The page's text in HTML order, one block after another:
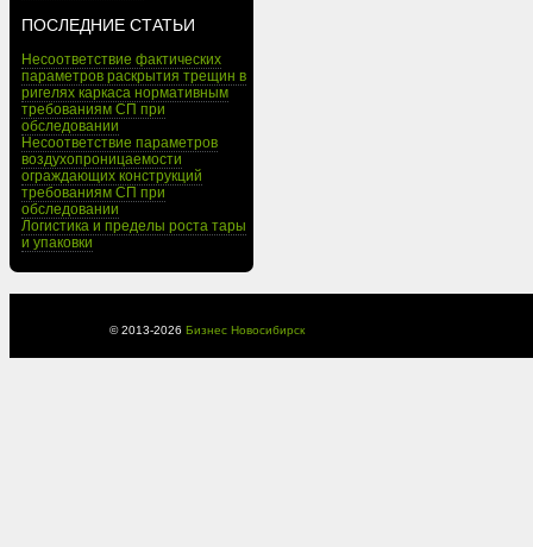
ПОСЛЕДНИЕ СТАТЬИ
Несоответствие фактических
параметров раскрытия трещин в
ригелях каркаса нормативным
требованиям СП при
обследовании
Несоответствие параметров
воздухопроницаемости
ограждающих конструкций
требованиям СП при
обследовании
Логистика и пределы роста тары
и упаковки
© 2013-2026 Бизнес Новосибирск